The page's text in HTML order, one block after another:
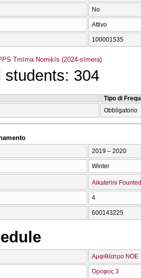
No
Attivo
100001535
Tmīma Nomikīs (2024-sīmera)
students: 304
Tipo di
Obbligatorio
2019 – 2020
Winter
Aikaterini
4
600143225
Αμφιθέατρο ΝΟΕ
Όροφος 3